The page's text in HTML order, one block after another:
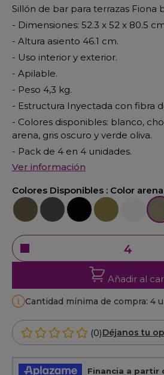
Sillón de bar para terrazas Fiona
- Dimensiones: 52.3 x 52 x 80.5
- Altura asiento 46.1 cm.
- Uso interior y exterior.
- Apilable.
- Peso 4,3 kg.
- Estructura Inyectada con fibra
- Colores disponibles: blanco,
arena, gris oscuro y verde oliva.
- Pack de 4 en 4 unidades.
Ver información
Colores Disponibles : Color arena
Color chocolate
Color gris oscuro
Color negroColor verde
Color
Añadir al
Cantidad mínima de compra: 4
(0)Déjanos tu